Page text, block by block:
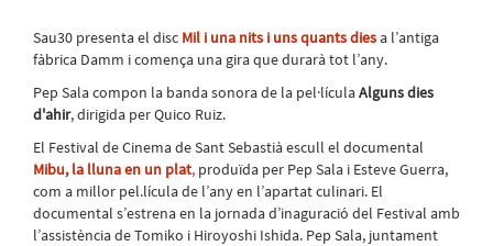
Sau30 presenta el disc Mil i una nits i uns quants diesa l’antiga
fàbrica Damm i comença una gira que durarà tot l’any.
Pep Sala compon la banda sonora de la pel·lículaAlguns dies
d'ahir, dirigida per Quico Ruiz.
El Festival de Cinema de Sant Sebastià escull el documental
Mibu, la lluna en un plat, produïda per Pep Sala i Esteve Guerra,
com a millor pel.lícula de l’any en l’apartat culinari. El
documental s’estrena en la jornada d’inaguració del Festival amb
l’assistència de Tomiko i Hiroyoshi Ishida. Pep Sala, juntament